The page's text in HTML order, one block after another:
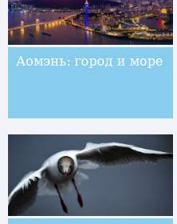
Аомэнь: город и море